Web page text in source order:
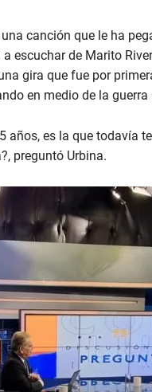
canción que le ha
escuchar de Marito
gira que fue por
en medio de la guerra
años, es la que todavía
preguntó Urbina.